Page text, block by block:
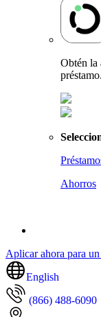
Obtén la
Ahorros
Aplicar ahora para
English
(866) 488-6090